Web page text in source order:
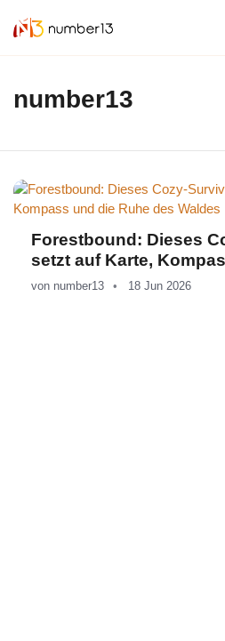
number13
Forestbound: Dieses
setzt auf Karte,
von number13 18 Jun 2026